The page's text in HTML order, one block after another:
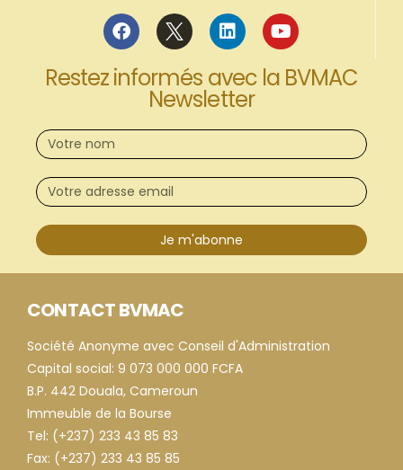
Restez informés avec la BVMAC
Newsletter
Je m'abonne
CONTACT BVMAC
Société Anonyme avec Conseil d'Administration
Capital social: 9 073 000 000 FCFA
B.P. 442 Douala, Cameroun
Immeuble de la Bourse
Tel: (+237) 233 43 85 83
Fax: (+237) 233 43 85 85